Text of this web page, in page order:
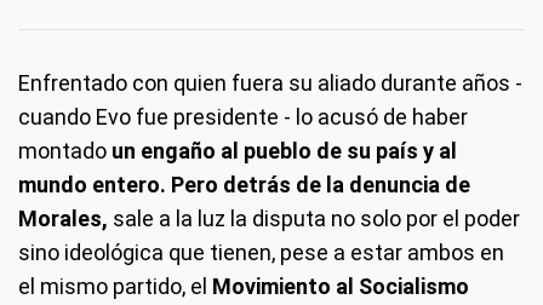
Enfrentado con quien fuera su aliado durante años -
cuando Evo fue presidente - lo acusó de haber
montado un engaño al pueblo de su país y al
mundo entero. Pero detrás de la denuncia de
Morales, sale a la luz la disputa no solo por el poder
sino ideológica que tienen, pese a estar ambos en
el mismo partido, el Movimiento al Socialismo